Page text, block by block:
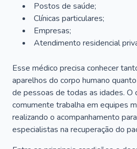
Postos de saúde;
Clínicas particulares;
Empresas;
Atendimento residencial
Esse médico precisa conhecer
aparelhos do corpo humano
de pessoas de todas as idades. O
comumente trabalha em equipes
realizando o acompanhamento
especialistas na recuperação do